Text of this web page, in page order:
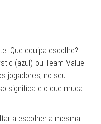
Que equipa escolhe?
(azul) ou Team Value
jogadores, no seu
significa e o que muda
a escolher a mesma.